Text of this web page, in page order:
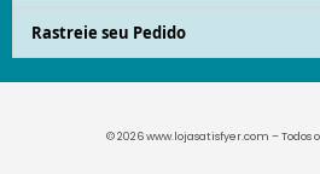
Rastreie seu Pedido
© 2026 www.lojasatisfyer.com – Todos